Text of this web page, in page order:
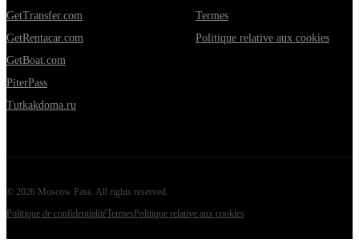
GetTransfer.com
GetRentacar.com
GetBoat.com
PiterPass
Tutkakdoma.ru
Termes
Politique relative aux cookies
© 2026 Moscow Pass . All rights reserved.
Politique de confidentialitéTermesPolitique relative aux cookies